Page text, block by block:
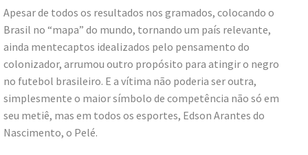
Apesar de todos os resultados nos gramados, colocando o
Brasil no “mapa” do mundo, tornando um país relevante,
ainda mentecaptos idealizados pelo pensamento do
colonizador, arrumou outro propósito para atingir o negro
no futebol brasileiro. E a vítima não poderia ser outra,
simplesmente o maior símbolo de competência não só em
seu metiê, mas em todos os esportes, Edson Arantes do
Nascimento, o Pelé.